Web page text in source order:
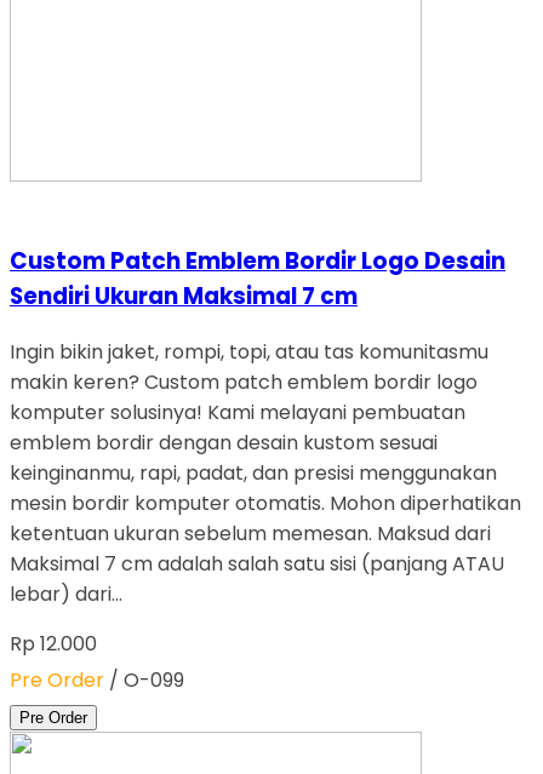
Custom Patch Emblem Bordir Logo Desain
Sendiri Ukuran Maksimal 7 cm
Ingin bikin jaket, rompi, topi, atau tas komunitasmu
makin keren? Custom patch emblem bordir logo
komputer solusinya! Kami melayani pembuatan
emblem bordir dengan desain kustom sesuai
keinginanmu, rapi, padat, dan presisi menggunakan
mesin bordir komputer otomatis. Mohon diperhatikan
ketentuan ukuran sebelum memesan. Maksud dari
Maksimal 7 cm adalah salah satu sisi (panjang ATAU
lebar) dari…
Rp 12.000
Pre Order / O-099
Pre Order